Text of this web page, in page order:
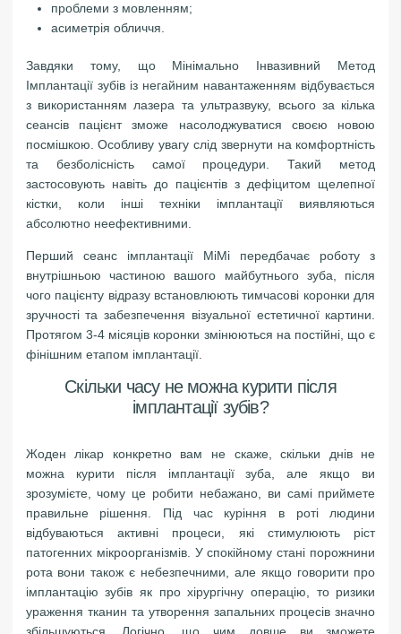
проблеми з мовленням;
асиметрія обличчя.
Завдяки тому, що Мінімально Інвазивний Метод
Імплантації зубів із негайним навантаженням відбувається
з використанням лазера та ультразвуку, всього за кілька
сеансів пацієнт зможе насолоджуватися своєю новою
посмішкою. Особливу увагу слід звернути на комфортність
та безболісність самої процедури. Такий метод
застосовують навіть до пацієнтів з дефіцитом щелепної
кістки, коли інші техніки імплантації виявляються
абсолютно неефективними.
Перший сеанс імплантації MіMі передбачає роботу з
внутрішньою частиною вашого майбутнього зуба, після
чого пацієнту відразу встановлюють тимчасові коронки для
зручності та забезпечення візуальної естетичної картини.
Протягом 3-4 місяців коронки змінюються на постійні, що є
фінішним етапом імплантації.
Скільки часу не можна курити після
імплантації зубів?
Жоден лікар конкретно вам не скаже, скільки днів не
можна курити після імплантації зуба, але якщо ви
зрозумієте, чому це робити небажано, ви самі приймете
правильне рішення. Під час куріння в роті людини
відбуваються активні процеси, які стимулюють ріст
патогенних мікроорганізмів. У спокійному стані порожнини
рота вони також є небезпечними, але якщо говорити про
імплантацію зубів як про хірургічну операцію, то ризики
ураження тканин та утворення запальних процесів значно